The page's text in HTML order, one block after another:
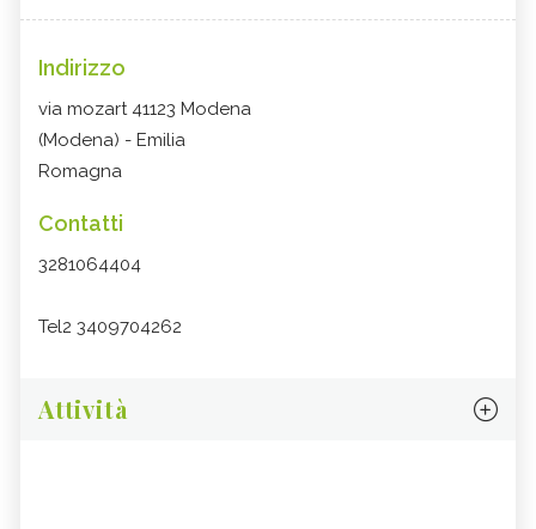
Indirizzo
via mozart 41123 Modena
(Modena) - Emilia
Romagna
Contatti
3281064404
Tel2 3409704262
Attività